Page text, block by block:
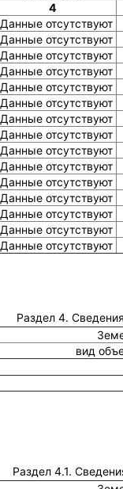
4
Данные отсутствуют
Данные отсутствуют
Данные отсутствуют
Данные отсутствуют
Данные отсутствуют
Данные отсутствуют
Данные отсутствуют
Данные отсутствуют
Данные отсутствуют
Данные отсутствуют
Данные отсутствуют
Данные отсутствуют
Данные отсутствуют
Данные отсутствуют
Данные отсутствуют
Раздел 4.
вид
Раздел 4.1.